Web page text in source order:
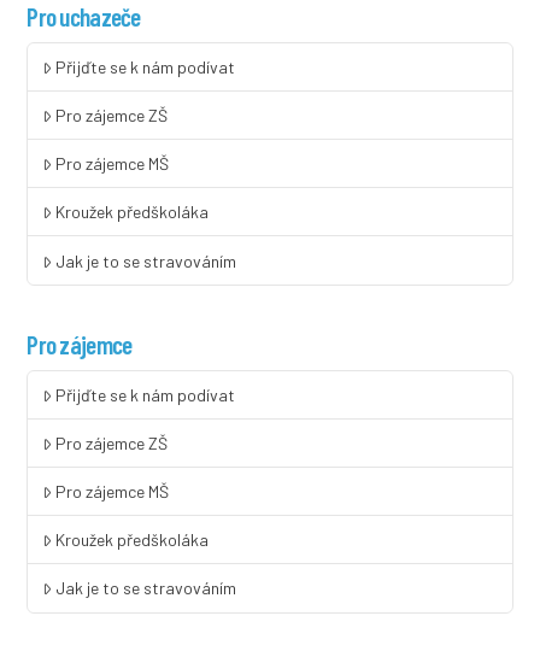
Pro uchazeče
Přijďte se k nám podívat
Pro zájemce ZŠ
Pro zájemce MŠ
Kroužek předškoláka
Jak je to se stravováním
Pro zájemce
Přijďte se k nám podívat
Pro zájemce ZŠ
Pro zájemce MŠ
Kroužek předškoláka
Jak je to se stravováním